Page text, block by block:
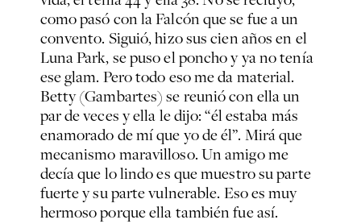
como pasó con la Falcón que se fue a un
convento. Siguió, hizo sus cien años en el
Luna Park, se puso el poncho y ya no tenía
ese glam. Pero todo eso me da material.
Betty (Gambartes) se reunió con ella un
par de veces y ella le dijo: “él estaba más
enamorado de mí que yo de él”. Mirá que
mecanismo maravilloso. Un amigo me
decía que lo lindo es que muestro su parte
fuerte y su parte vulnerable. Eso es muy
hermoso porque ella también fue así.